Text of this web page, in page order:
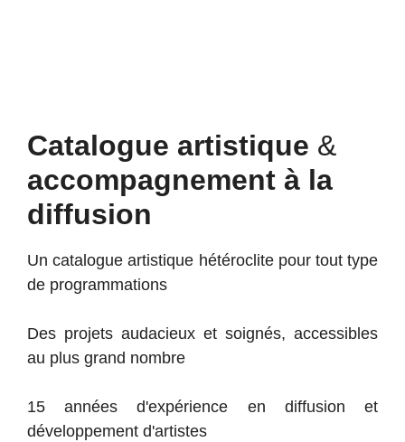
Catalogue artistique &
accompagnement à la
diffusion
Un catalogue artistique hétéroclite pour tout type
de programmations
Des projets audacieux et soignés, accessibles
au plus grand nombre
15 années d'expérience en diffusion et
développement d'artistes